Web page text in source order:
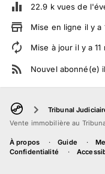
22.9 kvues de
Mise en ligne il y a
Mise à jour il y a11
Nouvel abonné(e)
Tribunal
Vente immobilière au
À propos Guide
Confidentialité